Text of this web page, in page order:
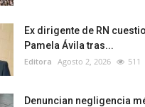
Ex dirigente de RN
Pamela Ávila tras...
Editora Agosto 2, 2026 511
Denuncian negligencia